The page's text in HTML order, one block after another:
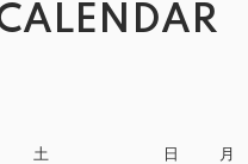
土 日 月